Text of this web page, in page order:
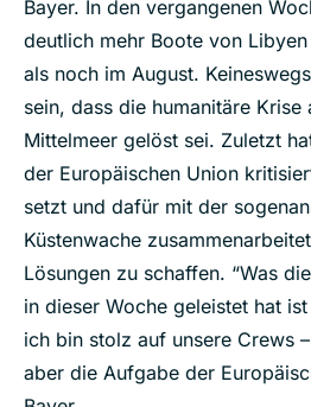
Bayer. In den vergangenen
deutlich mehr Boote von
als noch im August.
sein, dass die humanitäre
Mittelmeer gelöst sei. Zuletzt
der Europäischen Union
setzt und dafür mit der
Küstenwache
Lösungen zu schaffen. “Was
in dieser Woche geleistet hat
ich bin stolz auf unsere Crews
aber die Aufgabe der